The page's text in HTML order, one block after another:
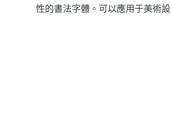
性的書法字體。可以應用于美術